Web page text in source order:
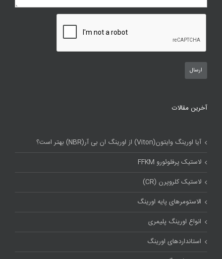
آخرین مقالات
آیا اورینگ وایتون(Viton) از اورینگ ان بی آر(NBR) بهتر است؟
لاستیک پرفلوئورو FFKM
لاستیک کلروپرن (CR)
الاستومرهای پایه اورینگ
انواع اورینگ پلیمری
استاندارد‌های اورینگ